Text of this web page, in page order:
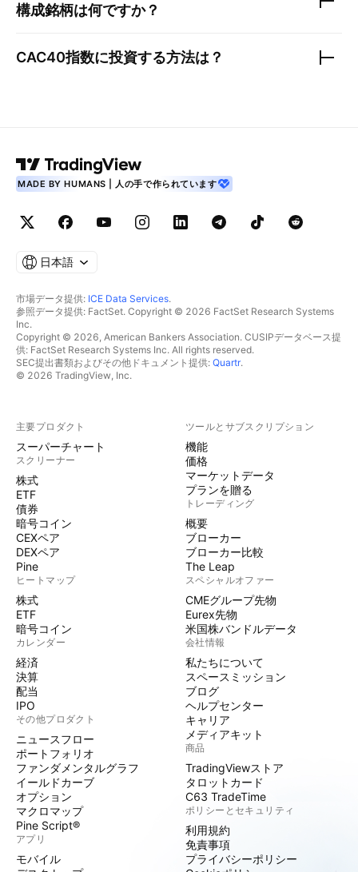
構成銘柄は何ですか？
CAC40指数に投資する方法は？
MADE BY HUMANS | 人の手で作られています
日本語
市場データ提供: ICE Data Services.
参照データ提供: FactSet. Copyright © 2026 FactSet Research Systems
Inc.
Copyright © 2026, American Bankers Association. CUSIPデータベース提
供: FactSet Research Systems Inc. All rights reserved.
SEC提出書類およびその他ドキュメント提供: Quartr.
© 2026 TradingView, Inc.
主要プロダクト
スーパーチャート
スクリーナー
株式
ETF
債券
暗号コイン
CEXペア
DEXペア
Pine
ヒートマップ
株式
ETF
暗号コイン
カレンダー
経済
決算
配当
IPO
その他プロダクト
ニュースフロー
ポートフォリオ
ファンダメンタルグラフ
イールドカーブ
オプション
マクロマップ
Pine Script®
アプリ
モバイル
ツールとサブスクリプション
機能
価格
マーケットデータ
プランを贈る
トレーディング
概要
ブローカー
ブローカー比較
The Leap
スペシャルオファー
CMEグループ先物
Eurex先物
米国株バンドルデータ
会社情報
私たちについて
スペースミッション
ブログ
ヘルプセンター
キャリア
メディアキット
商品
TradingViewストア
タロットカード
C63 TradeTime
ポリシーとセキュリティ
利用規約
免責事項
プライバシーポリシー